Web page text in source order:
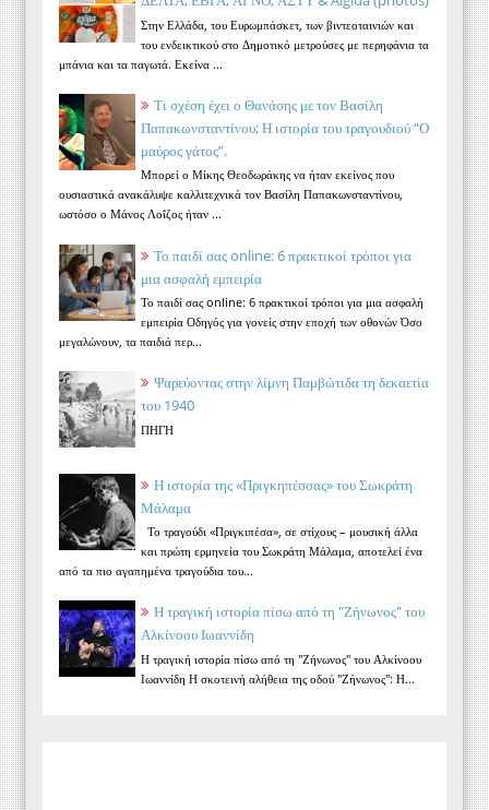
Στην Ελλάδα, του Ευρωμπάσκετ, των βιντεοταινιών και
του ενδεικτικού στο Δημοτικό μετρούσες με περηφάνια τα
μπάνια και τα παγωτά. Εκείνα ...
Τι σχέση έχει ο Θανάσης με τον Βασίλη
Παπακωνσταντίνου; Η ιστορία του τραγουδιού “Ο
μαύρος γάτος”.
Μπορεί ο Μίκης Θεοδωράκης να ήταν εκείνος που
ουσιαστικά ανακάλυψε καλλιτεχνικά τον Βασίλη Παπακωνσταντίνου,
ωστόσο ο Μάνος Λοΐζος ήταν ...
Το παιδί σας online: 6 πρακτικοί τρόποι για
μια ασφαλή εμπειρία
Το παιδί σας online: 6 πρακτικοί τρόποι για μια ασφαλή
εμπειρία Οδηγός για γονείς στην εποχή των οθονών Όσο
μεγαλώνουν, τα παιδιά περ...
Ψαρεύοντας στην λίμνη Παμβώτιδα τη δεκαετία
του 1940
ΠΗΓΗ
Η ιστορία της «Πριγκηπέσσας» του Σωκράτη
Μάλαμα
Το τραγούδι «Πριγκιπέσα», σε στίχους – μουσική άλλα
και πρώτη ερμηνεία του Σωκράτη Μάλαμα, αποτελεί ένα
από τα πιο αγαπημένα τραγούδια του...
Η τραγική ιστορία πίσω από τη "Ζήνωνος" του
Αλκίνοου Ιωαννίδη
Η τραγική ιστορία πίσω από τη "Ζήνωνος" του Αλκίνοου
Ιωαννίδη Η σκοτεινή αλήθεια της οδού "Ζήνωνος": Η...